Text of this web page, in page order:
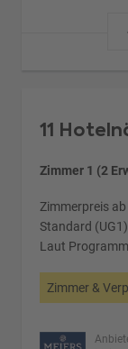
11
Zimmer 1 (2
Zimmerpreis
Standard (UG1)
Laut
Zimmer &